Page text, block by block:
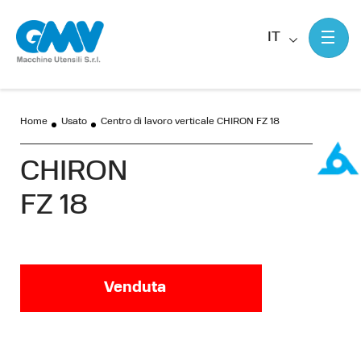
IT
Home Usato Centro di lavoro verticale CHIRON FZ 18
CHIRON
FZ 18
Venduta